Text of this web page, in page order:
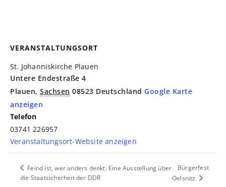
VERANSTALTUNGSORT
St. Johanniskirche Plauen
Untere Endestraße 4
Plauen, Sachsen 08523 Deutschland Google Karte
anzeigen
Telefon
03741 226957
Veranstaltungsort-Website anzeigen
Feind ist, wer anders denkt. Eine Ausstellung über
die Staatsicherheit der DDR
Bürgerfest
Oelsnitz